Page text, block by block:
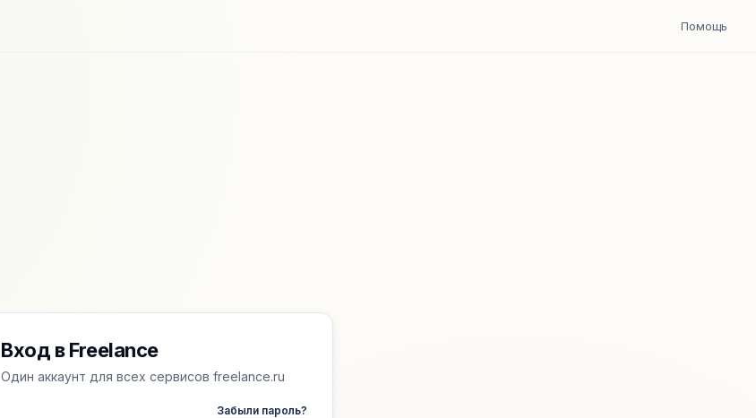
Помощь
Вход в Freelance
Один аккаунт для всех сервисов freelance.ru
Забыли пароль?